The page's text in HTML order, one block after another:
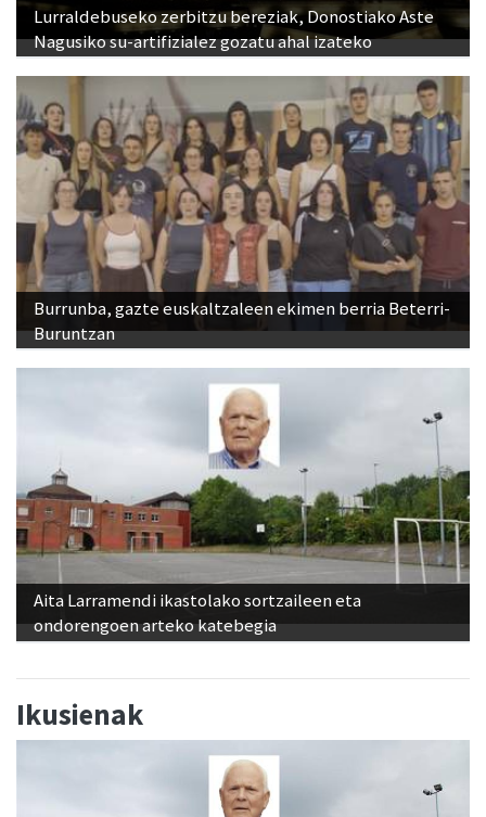
Lurraldebuseko zerbitzu bereziak, Donostiako Aste
Nagusiko su-artifizialez gozatu ahal izateko
Burrunba, gazte euskaltzaleen ekimen berria Beterri-
Buruntzan
Aita Larramendi ikastolako sortzaileen eta
ondorengoen arteko katebegia
Ikusienak